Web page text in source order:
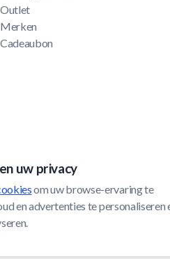
uw privacy
om uw browse-ervaring te
en advertenties te personaliseren
Outlet
Merken
Cadeaubon